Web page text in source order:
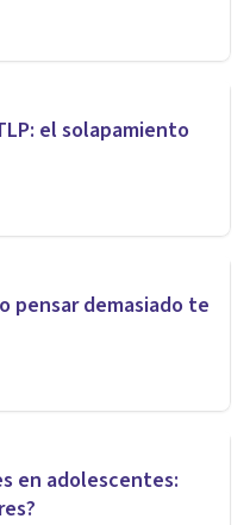
el solapamiento
pensar demasiado te
en adolescentes: